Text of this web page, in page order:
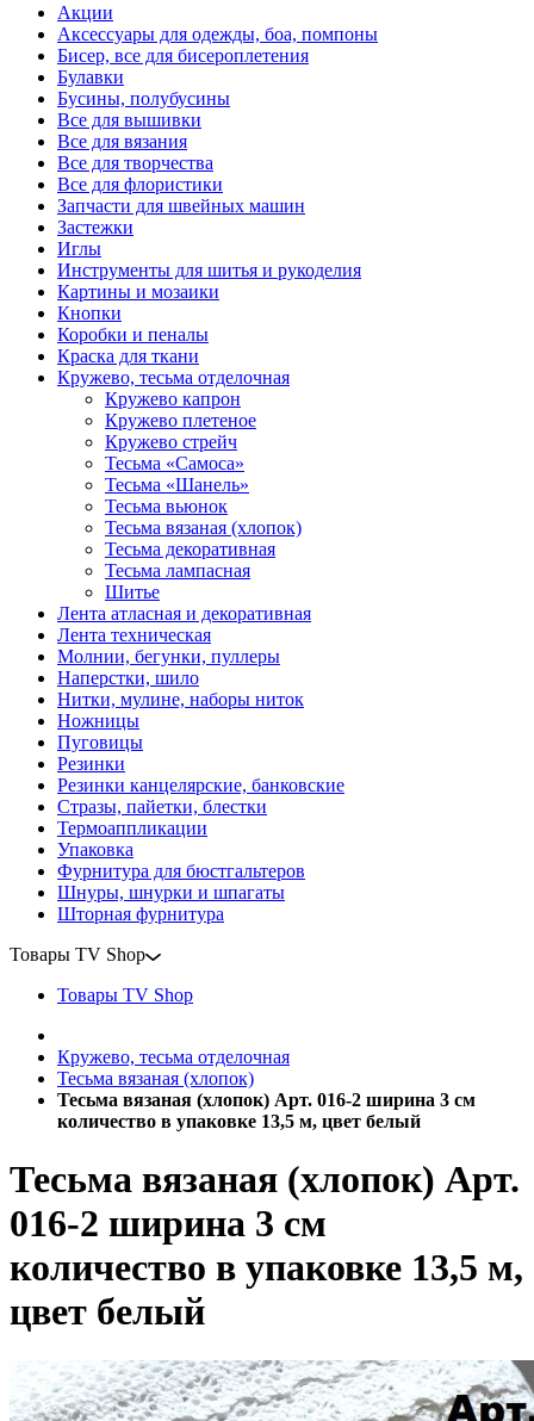
Акции
Аксессуары для одежды, боа, помпоны
Бисер, все для бисероплетения
Булавки
Бусины, полубусины
Все для вышивки
Все для вязания
Все для творчества
Все для флористики
Запчасти для швейных машин
Застежки
Иглы
Инструменты для шитья и рукоделия
Картины и мозаики
Кнопки
Коробки и пеналы
Краска для ткани
Кружево, тесьма отделочная
Кружево капрон
Кружево плетеное
Кружево стрейч
Тесьма «Самоса»
Тесьма «Шанель»
Тесьма вьюнок
Тесьма вязаная (хлопок)
Тесьма декоративная
Тесьма лампасная
Шитье
Лента атласная и декоративная
Лента техническая
Молнии, бегунки, пуллеры
Наперстки, шило
Нитки, мулине, наборы ниток
Ножницы
Пуговицы
Резинки
Резинки канцелярские, банковские
Стразы, пайетки, блестки
Термоаппликации
Упаковка
Фурнитура для бюстгальтеров
Шнуры, шнурки и шпагаты
Шторная фурнитура
Товары TV Shop
Товары TV Shop
Кружево, тесьма отделочная
Тесьма вязаная (хлопок)
Тесьма вязаная (хлопок) Арт. 016-2 ширина 3 см
количество в упаковке 13,5 м, цвет белый
Тесьма вязаная (хлопок) Арт.
016-2 ширина 3 см
количество в упаковке 13,5 м,
цвет белый